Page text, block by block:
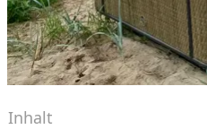
Inhalt